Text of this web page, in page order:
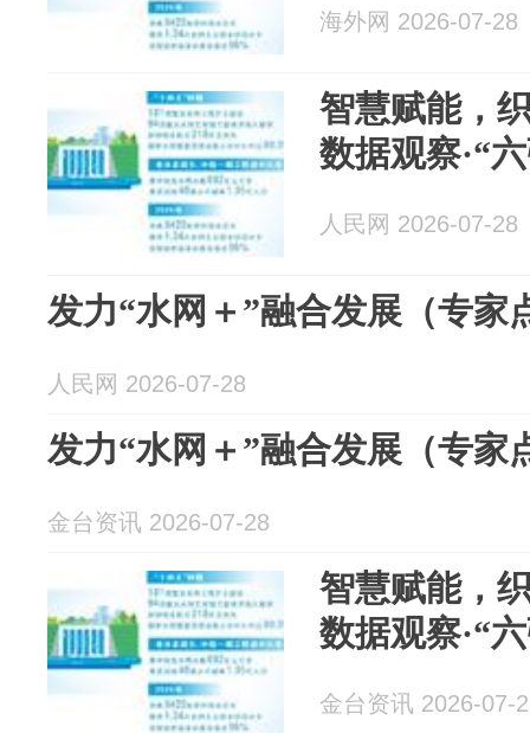
海外网 2026-07-28
智慧赋能，
数据观察·“
人民网 2026-07-28
发力“水网＋”融合发展（专家
人民网 2026-07-28
发力“水网＋”融合发展（专家
金台资讯 2026-07-28
智慧赋能，
数据观察·“
金台资讯 2026-07-